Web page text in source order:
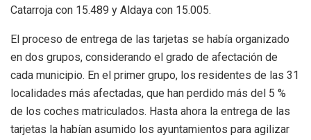
Catarroja con 15.489 y Aldaya con 15.005.
El proceso de entrega de las tarjetas se había organizado
en dos grupos, considerando el grado de afectación de
cada municipio. En el primer grupo, los residentes de las 31
localidades más afectadas, que han perdido más del 5 %
de los coches matriculados. Hasta ahora la entrega de las
tarjetas la habían asumido los ayuntamientos para agilizar